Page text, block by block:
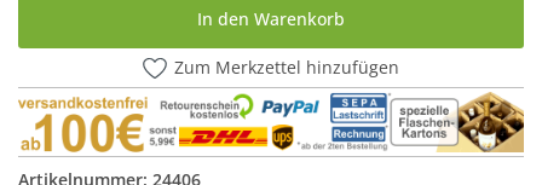
In den Warenkorb
Zum Merkzettel hinzufügen
Artikelnummer: 24406